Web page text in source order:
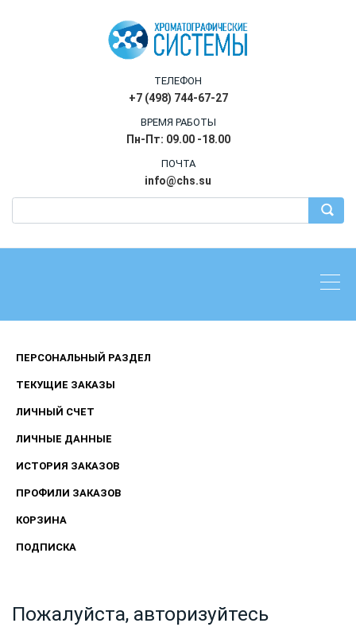
ТЕЛЕФОН
+7 (498) 744-67-27
ВРЕМЯ РАБОТЫ
Пн-Пт: 09.00 -18.00
ПОЧТА
info@chs.su
ПЕРСОНАЛЬНЫЙ РАЗДЕЛ
ТЕКУЩИЕ ЗАКАЗЫ
ЛИЧНЫЙ СЧЕТ
ЛИЧНЫЕ ДАННЫЕ
ИСТОРИЯ ЗАКАЗОВ
ПРОФИЛИ ЗАКАЗОВ
КОРЗИНА
ПОДПИСКА
Пожалуйста, авторизуйтесь